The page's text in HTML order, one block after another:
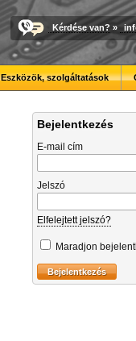
Kérdése van? »
Eszközök, szolgáltatások
Bejelentkezés
E-mail cím
Jelszó
Elfelejtett jelszó?
Maradjon